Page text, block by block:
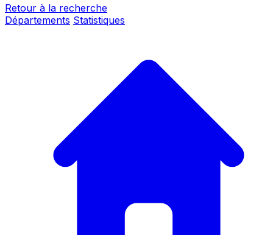
Retour à la recherche
Départements Statistiques